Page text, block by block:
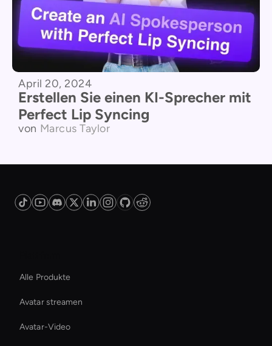
April 20, 2024
Erstellen Sie einen KI-Sprecher mit
Perfect Lip Syncing
von Marcus Taylor
Alle Produkte
Avatar streamen
Avatar-Video